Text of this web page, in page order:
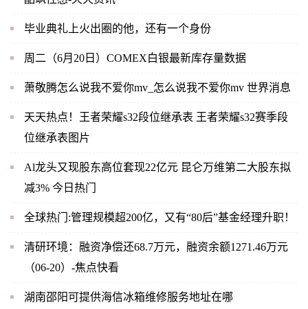
毕业典礼上火出圈的他，还有一个身份
周二（6月20日）COMEX白银最新库存量数据
萧敬腾怎么说我不爱你mv_怎么说我不爱你mv 世界消息
天天热点！王者荣耀s32段位继承表 王者荣耀s32赛季段
位继承表图片
Al龙头又现股东高位套现22亿元 昆仑万维第二大股东拟
减3% 今日热门
全球热门:管理规模超200亿，又有“80后”基金经理升职！
清研环境：融资净偿还68.7万元，融资余额1271.46万元
（06-20）-焦点快看
湖南邵阳可提供海信冰箱维修服务地址在哪